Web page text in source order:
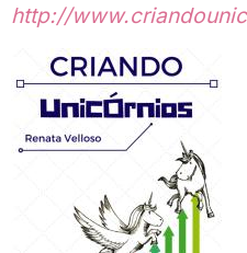
http://